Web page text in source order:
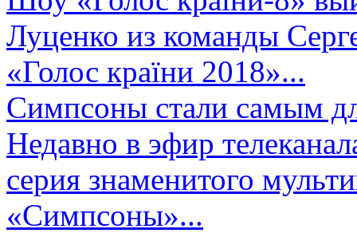
Луценко из команды
«Голос країни 2018»...
Симпсоны стали самым
Недавно в эфир
серия знаменитого
«Симпсоны»...